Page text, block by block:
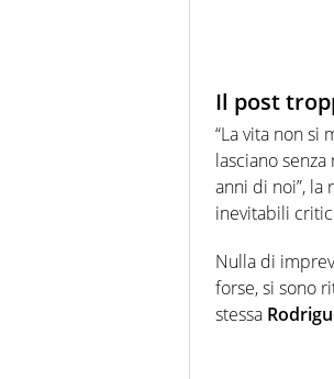
Il post
“La vita non si
lasciano senza
anni di noi”,
inevitabili
Nulla di
forse, si sono
stessa